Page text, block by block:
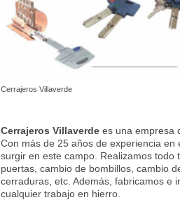
Cerrajeros Villaverde
Cerrajeros Villaverde es una empresa
Con más de 25 años de experiencia
surgir en este campo. Realizamos
puertas, cambio de bombillos, cambio
cerraduras, etc. Además, fabricamos e
cualquier trabajo en hierro.